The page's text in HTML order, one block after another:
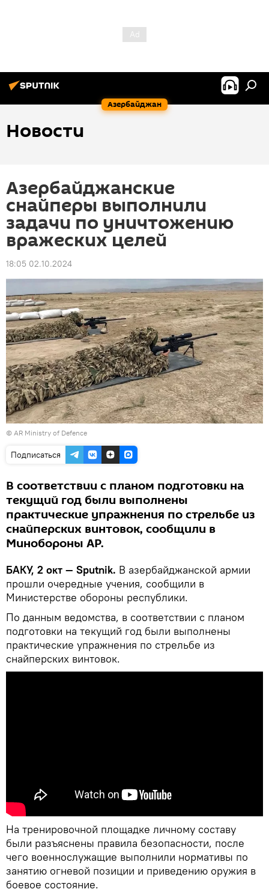
Азербайджан
Новости
Азербайджанские
снайперы выполнили
задачи по уничтожению
вражеских целей
18:05 02.10.2024
© AR Ministry of Defence
Подписаться
В соответствии с планом подготовки на
текущий год были выполнены
практические упражнения по стрельбе из
снайперских винтовок, сообщили в
Минобороны АР.
БАКУ, 2 окт — Sputnik. В азербайджанской армии
прошли очередные учения, сообщили в
Министерстве обороны республики.
По данным ведомства, в соответствии с планом
подготовки на текущий год были выполнены
практические упражнения по стрельбе из
снайперских винтовок.
На тренировочной площадке личному составу
были разъяснены правила безопасности, после
чего военнослужащие выполнили нормативы по
занятию огневой позиции и приведению оружия в
боевое состояние.